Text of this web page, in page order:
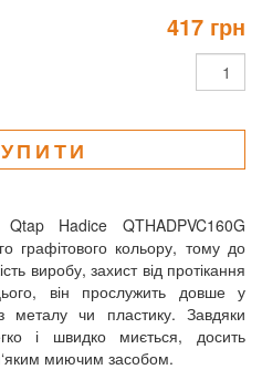
417 грн
Hadice QTHADPVC160G
графітового кольору, тому до
виробу, захист від протікання
він прослужить довше у
металу чи пластику. Завдяки
і швидко миється, досить
миючим засобом.